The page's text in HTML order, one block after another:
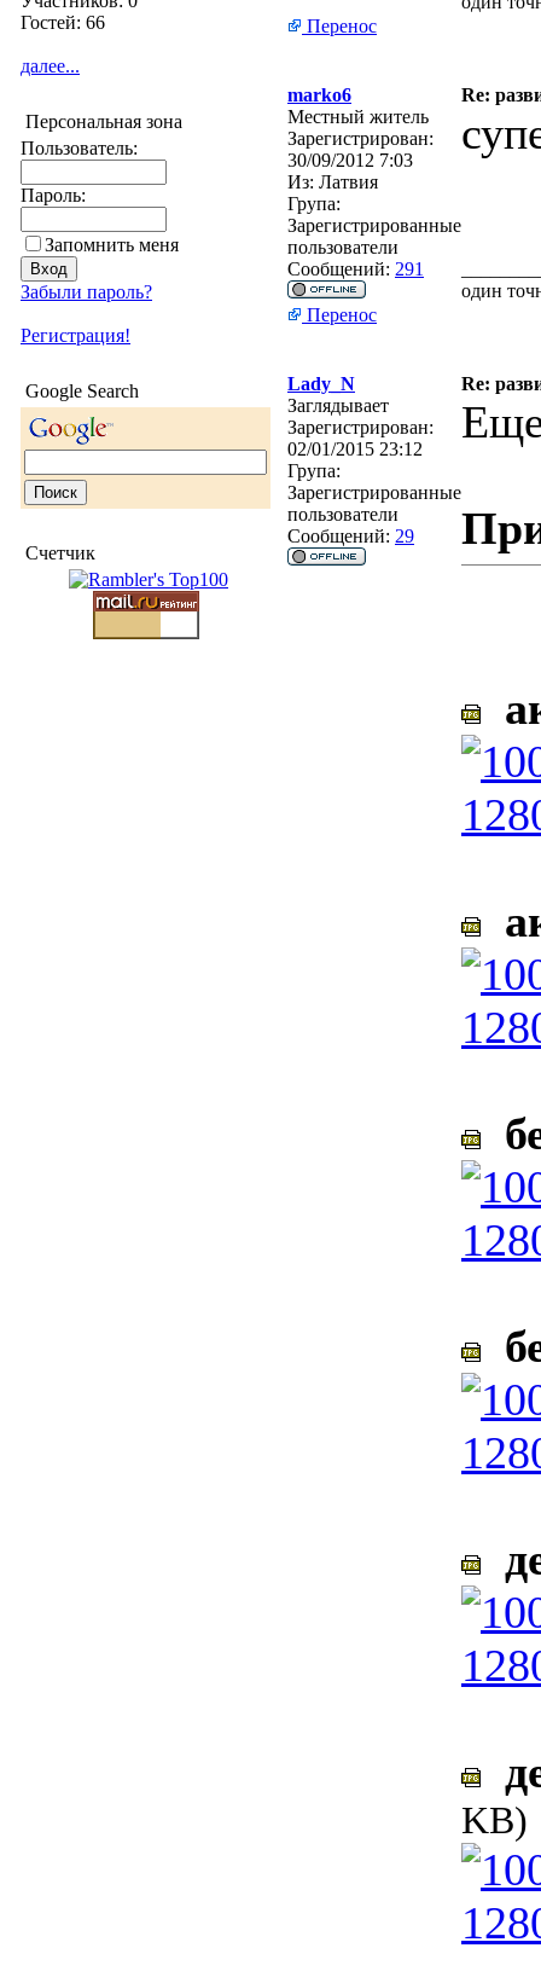
Гостей: 66
далее...
Персональная зона
Пользователь:
Пароль:
Запомнить меня
Забыли пароль?
Регистрация!
Google Search
Счетчик
Перенос
marko6
Re:
Местный житель
Зарегистрирован:
30/09/2012 7:03
Из: Латвия
Група:
Зарегистрированные
пользователи
Сообщений: 291
один
Перенос
Lady_N
Re:
Заглядывает
Зарегистрирован:
02/01/2015 23:12
Група:
Зарегистрированные
пользователи
Сообщений: 29
KB)